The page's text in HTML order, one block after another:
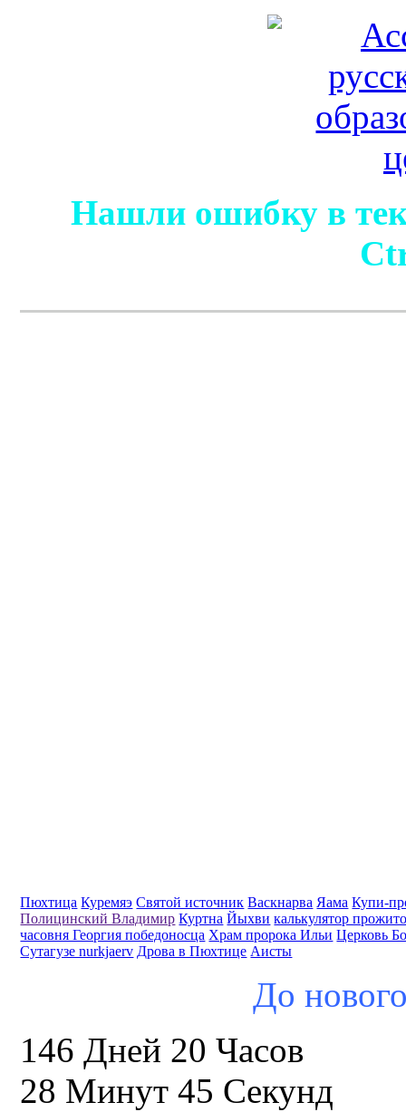
Нашли ошибку в
Пюхтица Куремяэ Святой источник Васкнарва Яама Купи-
Полицинский Владимир Куртна Йыхви калькулятор
часовня Георгия победоносца Храм пророка Ильи Церковь
Сутагузе nurkjaerv Дрова в Пюхтице Аисты
До
146 Дней 20 Часов
28 Минут 44 Секунд